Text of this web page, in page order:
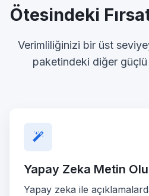
Ötesindeki
Verimliliğinizi bir üst
paketindeki diğer güçlü
Yapay Zeka Metin
Yapay zeka ile